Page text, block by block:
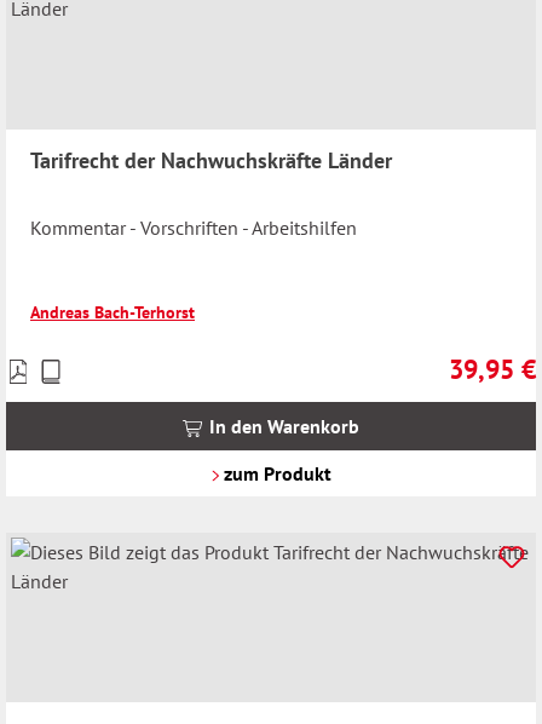
Tarifrecht der Nachwuchskräfte Länder
Kommentar - Vorschriften - Arbeitshilfen
Andreas Bach-Terhorst
39,95 €
Preise
inkl.
In den Warenkorb
zum Produkt